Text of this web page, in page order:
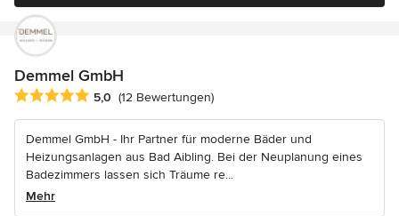
Demmel GmbH
Durchschnittliche Bewertung: 5 von 5 Sternen
5,0 (12 Bewertungen)
Demmel GmbH - Ihr Partner für moderne Bäder und
Heizungsanlagen aus Bad Aibling. Bei der Neuplanung eines
Badezimmers lassen sich Träume re...
Mehr